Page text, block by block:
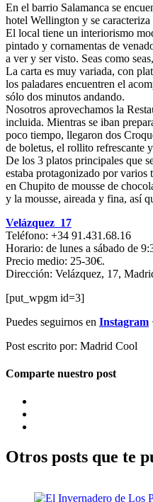
En el barrio Salamanca se
hotel Wellington y se
El local tiene un interiorismo
pintado y cornamentas de
a ver y ser visto. Seas como
La carta es muy variada, con
los paladares encuentren el
sólo dos minutos andando.
Nosotros aprovechamos la
incluida. Mientras se iban
poco tiempo, llegaron dos
de boletus, el rollito refrescante
De los 3 platos principales que
estaba protagonizado por varios
en Chupito de mousse de
y la mousse, aireada y fina, así
Velázquez 17
Teléfono: +34 91.431.68.16
Horario: de lunes a sábado de
Precio medio: 25-30€.
Dirección: Velázquez, 17,
[put_wpgm id=3]
Puedes seguirnos en Instagram
Post escrito por: Madrid Cool
Comparte nuestro post
Otros posts que te
Navegación